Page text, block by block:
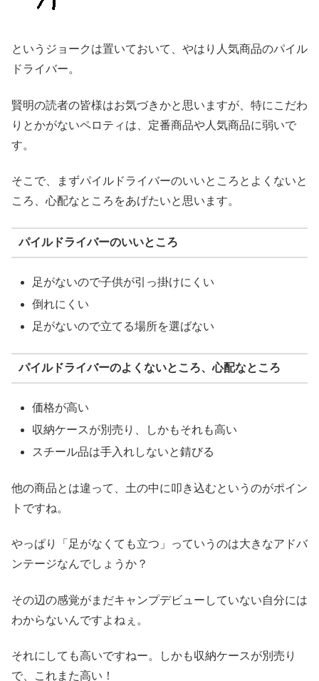
というジョークは置いておいて、やはり人気商品のパイル
ドライバー。
賢明の読者の皆様はお気づきかと思いますが、特にこだわ
りとかがないペロティは、定番商品や人気商品に弱いで
す。
そこで、まずパイルドライバーのいいところとよくないと
ころ、心配なところをあげたいと思います。
パイルドライバーのいいところ
足がないので子供が引っ掛けにくい
倒れにくい
足がないので立てる場所を選ばない
パイルドライバーのよくないところ、心配なところ
価格が高い
収納ケースが別売り、しかもそれも高い
スチール品は手入れしないと錆びる
他の商品とは違って、土の中に叩き込むというのがポイン
トですね。
やっぱり「足がなくても立つ」っていうのは大きなアドバ
ンテージなんでしょうか？
その辺の感覚がまだキャンプデビューしていない自分には
わからないんですよねぇ。
それにしても高いですねー。しかも収納ケースが別売り
で、これまた高い！